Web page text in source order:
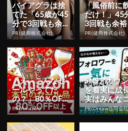
バイアグラは捨
てた「65歳が45
分で3回戦も余
裕」980円で朝
まで絶好調！
PR(健商株式会社)
「風俗前に
だけ！」45
3回戦も余
80円で朝ま
好調
PR(健商株式会社)
「え、こんなセ
ールやってた
の？」80％OFF
以上が続々登
場！Amazonの本
気が...
PR(Amazon)
SNSアカウ
を着実に成
実はみんな
使ってます
PR(Dreaw合同会